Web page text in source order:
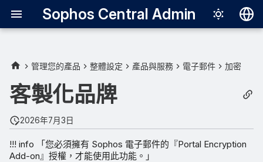
Sophos Central Admin
English
Italiano
日本語
管理您的產品 整體設定 產品與服務 電子郵件 加密
客製化品牌
2026年7月3日
!!! info 「您必須擁有 Sophos 電子郵件的『Portal Encryption
Add-on』授權，才能使用此功能。」